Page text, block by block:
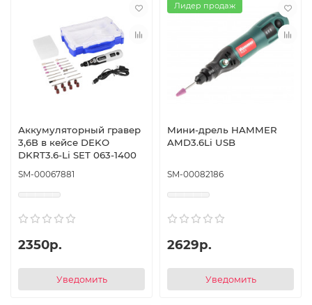
Аккумуляторный гравер
3,6В в кейсе DEKO
DKRT3.6-Li SET 063-1400
SM-00067881
2350р.
Уведомить
Лидер продаж
Мини-дрель HAMMER
AMD3.6Li USB
SM-00082186
2629р.
Уведомить